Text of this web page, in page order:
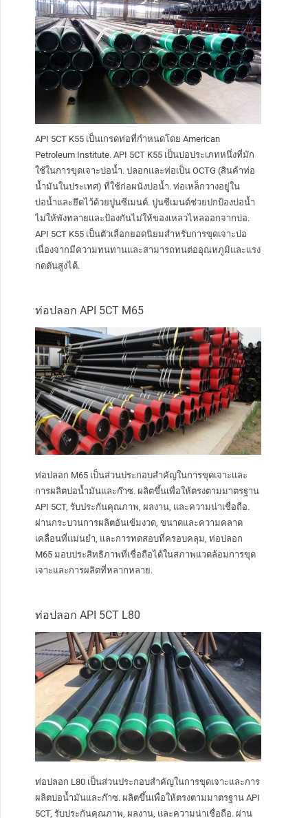
API 5CT K55 เป็นเกรดท่อที่กำหนดโดย American
Petroleum Institute. API 5CT K55 เป็นบ่อประเภทหนึ่งที่มัก
ใช้ในการขุดเจาะบ่อน้ำ. ปลอกและท่อเป็น OCTG (สินค้าท่อ
น้ำมันในประเทศ) ที่ใช้ก่อผนังบ่อน้ำ. ท่อเหล็กวางอยู่ใน
บ่อน้ำและยึดไว้ด้วยปูนซีเมนต์. ปูนซีเมนต์ช่วยปกป้องบ่อน้ำ
ไม่ให้พังทลายและป้องกันไม่ให้ของเหลวไหลออกจากบ่อ.
API 5CT K55 เป็นตัวเลือกยอดนิยมสำหรับการขุดเจาะบ่อ
เนื่องจากมีความทนทานและสามารถทนต่ออุณหภูมิและแรง
กดดันสูงได้.
ท่อปลอก API 5CT M65
ท่อปลอก M65 เป็นส่วนประกอบสำคัญในการขุดเจาะและ
การผลิตบ่อน้ำมันและก๊าซ. ผลิตขึ้นเพื่อให้ตรงตามมาตรฐาน
API 5CT, รับประกันคุณภาพ, ผลงาน, และความน่าเชื่อถือ.
ผ่านกระบวนการผลิตอันเข้มงวด, ขนาดและความคลาด
เคลื่อนที่แม่นยำ, และการทดสอบที่ครอบคลุม, ท่อปลอก
M65 มอบประสิทธิภาพที่เชื่อถือได้ในสภาพแวดล้อมการขุด
เจาะและการผลิตที่หลากหลาย.
ท่อปลอก API 5CT L80
ท่อปลอก L80 เป็นส่วนประกอบสำคัญในการขุดเจาะและการ
ผลิตบ่อน้ำมันและก๊าซ. ผลิตขึ้นเพื่อให้ตรงตามมาตรฐาน API
5CT, รับประกันคุณภาพ, ผลงาน, และความน่าเชื่อถือ. ผ่าน